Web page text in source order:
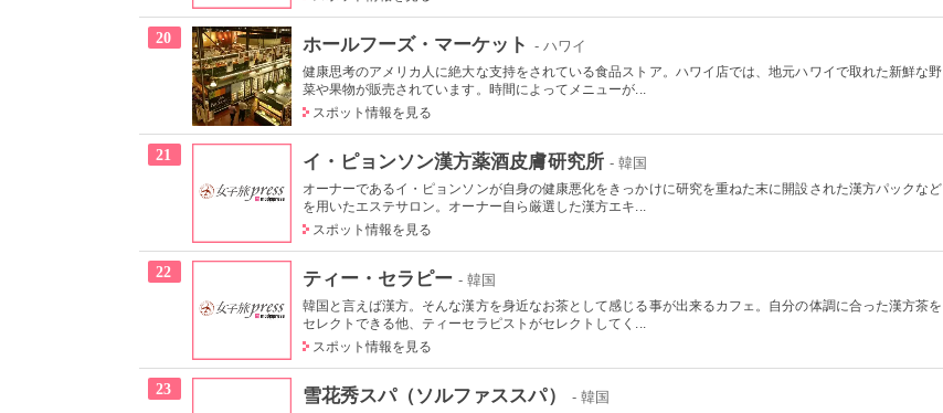
20 ホールフーズ・マーケット - ハワイ
健康思考のアメリカ人に絶大な支持をされている食品ストア。ハワイ店では、地元ハワイで取れた新鮮な野
菜や果物が販売されています。時間によってメニューが...
スポット情報を見る
21 イ・ピョンソン漢方薬酒皮膚研究所 - 韓国
オーナーであるイ・ピョンソンが自身の健康悪化をきっかけに研究を重ねた末に開設された漢方パックなど
を用いたエステサロン。オーナー自ら厳選した漢方エキ...
スポット情報を見る
22 ティー・セラピー - 韓国
韓国と言えば漢方。そんな漢方を身近なお茶として感じる事が出来るカフェ。自分の体調に合った漢方茶を
セレクトできる他、ティーセラピストがセレクトしてく...
スポット情報を見る
23 雪花秀スパ（ソルファススパ） - 韓国